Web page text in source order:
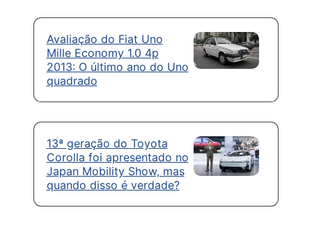
Avaliação do Fiat Uno
Mille Economy 1.0 4p
2013: O último ano do Uno
quadrado
13ª geração do Toyota
Corolla foi apresentado no
Japan Mobility Show, mas
quando disso é verdade?